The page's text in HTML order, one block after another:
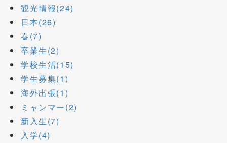
観光情報(24)
日本(26)
春(7)
卒業生(2)
学校生活(15)
学生募集(1)
海外出張(1)
ミャンマー(2)
新入生(7)
入学(4)